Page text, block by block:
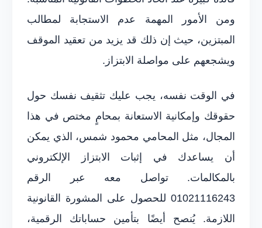
ومن الأمور المهمة عدم الاستجابة لمطالب
المبتزين، حيث إن ذلك قد يزيد من تعقيد الموقف
ويشجعهم على مواصلة الابتزاز.
في الوقت نفسه، يجب عليك تثقيف نفسك حول
حقوقك وإمكانية الاستعانة بمحامٍ مختص في هذا
المجال، مثل المحامي محمود شمس، الذي يمكن
أن يساعدك في إثبات الابتزاز الإلكتروني
بالمكالمات. تواصل معه عبر الرقم
01021116243 للحصول على المشورة القانونية
اللازمة. يُنصح أيضًا بتأمين حساباتك الرقمية،